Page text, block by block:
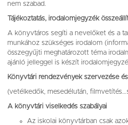
nem szabad.
Tájékoztatás, irodalomjegyzék
A könyvtáros segíti a nevelőket és a
munkához szükséges irodalom
összegyűjti meghatározott téma
ajánló jelleggel is készít
Könyvtári rendezvények szervezése
(vetélkedők, mesedélután,
A könyvtári viselkedés szabályai
Az iskolai könyvtárban csak